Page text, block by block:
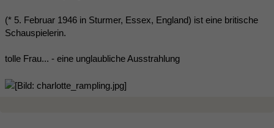
(* 5. Februar 1946 in Sturmer, Essex, England) ist eine britische
Schauspielerin.
tolle Frau... - eine unglaubliche Ausstrahlung